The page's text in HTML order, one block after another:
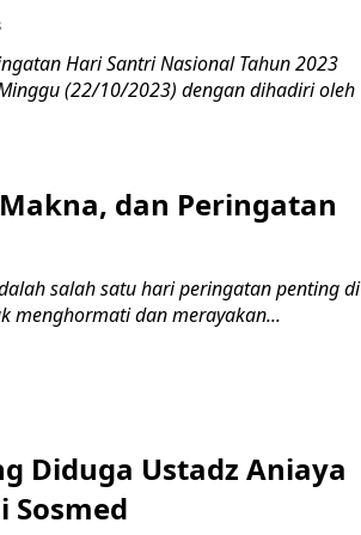
Hari Santri Nasional Tahun 2023
(22/10/2023) dengan dihadiri oleh
dan Peringatan
salah satu hari peringatan penting di
menghormati dan merayakan...
Diduga Ustadz Aniaya
Sosmed